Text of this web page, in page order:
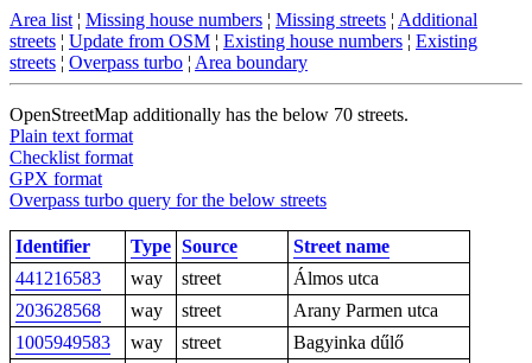
Area list ¦ Missing house numbers ¦ Missing streets ¦ Additional
streets ¦ Update from OSM ¦ Existing house numbers ¦ Existing
streets ¦ Overpass turbo ¦ Area boundary
OpenStreetMap additionally has the below 70 streets.
Plain text format
Checklist format
GPX format
Overpass turbo query for the below streets
Identifier Type Source
Street name
441216583
way street
Álmos utca
203628568
way street
Arany Parmen utca
1005949583
way street
Bagyinka dűlő